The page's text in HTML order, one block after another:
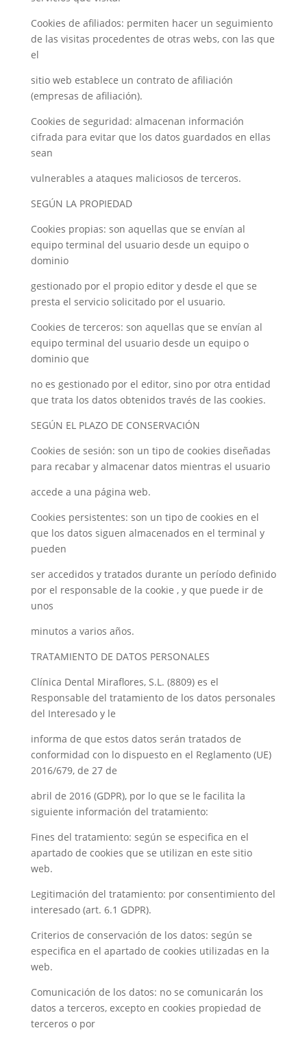
Cookies de afiliados: permiten hacer un seguimiento
de las visitas procedentes de otras webs, con las que
el
sitio web establece un contrato de afiliación
(empresas de afiliación).
Cookies de seguridad: almacenan información
cifrada para evitar que los datos guardados en ellas
sean
vulnerables a ataques maliciosos de terceros.
SEGÚN LA PROPIEDAD
Cookies propias: son aquellas que se envían al
equipo terminal del usuario desde un equipo o
dominio
gestionado por el propio editor y desde el que se
presta el servicio solicitado por el usuario.
Cookies de terceros: son aquellas que se envían al
equipo terminal del usuario desde un equipo o
dominio que
no es gestionado por el editor, sino por otra entidad
que trata los datos obtenidos través de las cookies.
SEGÚN EL PLAZO DE CONSERVACIÓN
Cookies de sesión: son un tipo de cookies diseñadas
para recabar y almacenar datos mientras el usuario
accede a una página web.
Cookies persistentes: son un tipo de cookies en el
que los datos siguen almacenados en el terminal y
pueden
ser accedidos y tratados durante un período definido
por el responsable de la cookie , y que puede ir de
unos
minutos a varios años.
TRATAMIENTO DE DATOS PERSONALES
Clínica Dental Miraflores, S.L. (8809) es el
Responsable del tratamiento de los datos personales
del Interesado y le
informa de que estos datos serán tratados de
conformidad con lo dispuesto en el Reglamento (UE)
2016/679, de 27 de
abril de 2016 (GDPR), por lo que se le facilita la
siguiente información del tratamiento:
Fines del tratamiento: según se especifica en el
apartado de cookies que se utilizan en este sitio
web.
Legitimación del tratamiento: por consentimiento del
interesado (art. 6.1 GDPR).
Criterios de conservación de los datos: según se
especifica en el apartado de cookies utilizadas en la
web.
Comunicación de los datos: no se comunicarán los
datos a terceros, excepto en cookies propiedad de
terceros o por